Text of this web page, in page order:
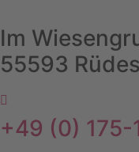
to
content
Im
55593
+49 (0) 175-